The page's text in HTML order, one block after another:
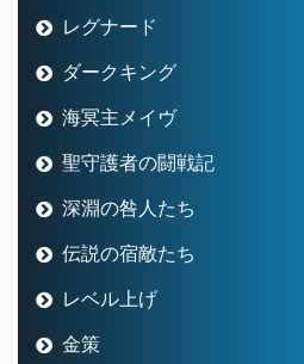
レグナード
ダークキング
海冥主メイヴ
聖守護者の闘戦記
深淵の咎人たち
伝説の宿敵たち
レベル上げ
金策